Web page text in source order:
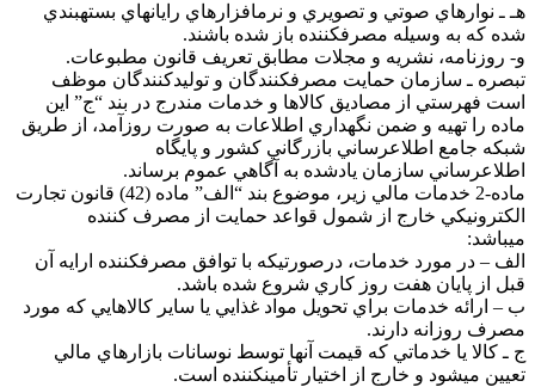
ـ نوارهاي صوتي و تصويري و نرمافزارهاي رايانهاي بستهبندي
كه به وسيله مصرفكننده باز شده باشند.
روزنامه، نشريه و مجلات مطابق تعريف قانون مطبوعات.
ـ سازمان حمايت مصرفكنندگان و توليدكنندگان موظف
فهرستي از مصاديق كالاها و خدمات مندرج در بند “ج” اين
را تهيه و ضمن نگهداري اطلاعات به صورت روزآمد، از طريق
جامع اطلاعرساني بازرگاني كشور و پايگاه
سازمان يادشده به آگاهي عموم برساند.
ماده-2 خدمات مالي زير، موضوع بند “الف” ماده (42) قانون تجارت
خارج از شمول قواعد حمايت از مصرف كننده
– در مورد خدمات، درصورتيكه با توافق مصرفكننده ارايه آن
از پايان هفت روز كاري شروع شده باشد.
– ارائه خدمات براي تحويل مواد غذايي يا ساير كالاهايي كه مورد
روزانه دارند.
ـ كالا يا خدماتي كه قيمت آنها توسط نوسانات بازارهاي مالي
ميشود و خارج از اختيار تأمينكننده است.